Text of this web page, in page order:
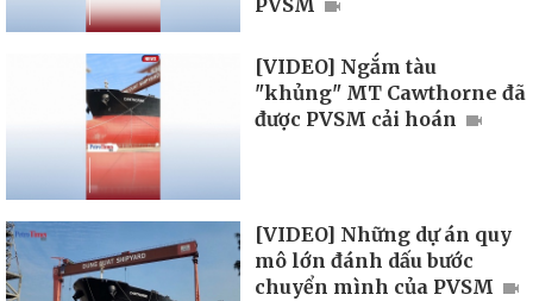
[VIDEO] Ngắm tàu
"khủng" MT Cawthorne đã
được PVSM cải hoán
[VIDEO] Những dự án quy
mô lớn đánh dấu bước
chuyển mình của PVSM